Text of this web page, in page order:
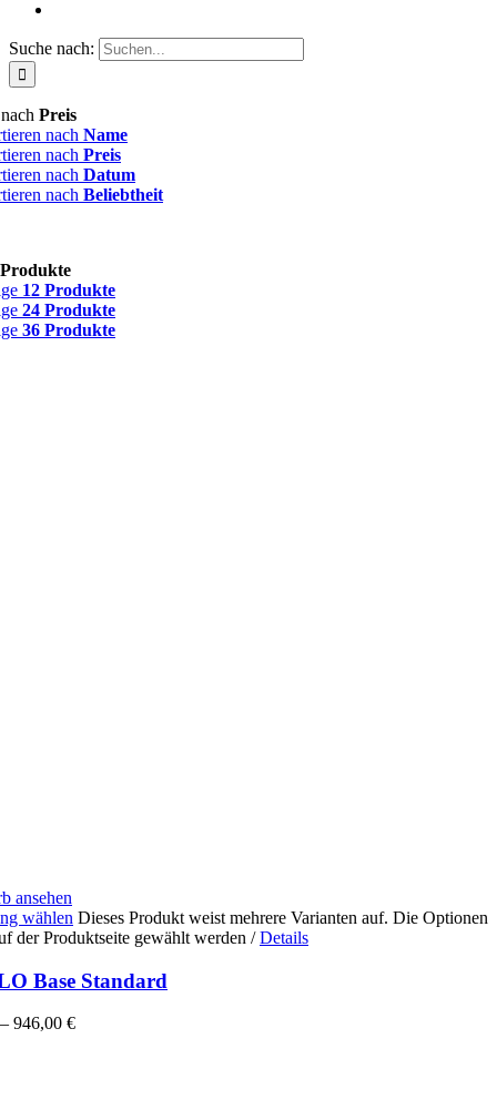
Suche nach:
Preis
nach Name
nach Preis
nach Datum
nach Beliebtheit
12 Produkte
24 Produkte
36 Produkte
ansehen
wählen Dieses Produkt weist mehrere Varianten auf. Die Optionen
der Produktseite gewählt werden / Details
Base Standard
946,00 €